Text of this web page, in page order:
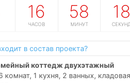
16
ЧАСОВ
58
МИНУТ
16
СЕКУНД
в состав проекта?
коттедж двухэтажный
комнат, 1 кухня, 2 ванных,